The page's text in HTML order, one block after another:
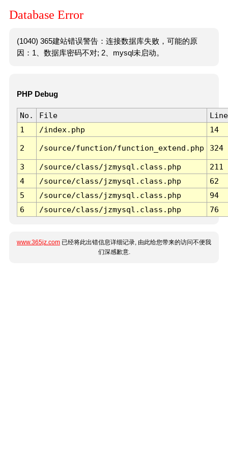
Database Error
(1040) 365建站错误警告：连接数据库失败，可能的原
因：1、数据库密码不对; 2、mysql未启动。
PHP Debug
No. File
Line
1
/index.php 14
2 /source/function/function_extend.php 324
3 /source/class/jzmysql.class.php
211
4
/source/class/jzmysql.class.php
62
5
/source/class/jzmysql.class.php
94
6
/source/class/jzmysql.class.php 76
www.365jz.com 已经将此出错信息详细记录, 由此给您带来的访问不便我
们深感歉意.